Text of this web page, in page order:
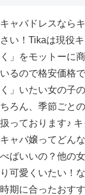
キャバドレスなら
さい！Tikaは現役
く」をモットーに
いるので格安価格
く」いたい女の子
ちろん、季節ごと
扱っております♪
キャバ嬢ってどん
べばいいの？他の
り可愛くいたい！
時期に合ったおす